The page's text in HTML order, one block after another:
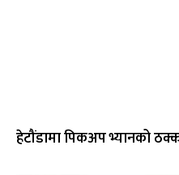
हेटौंडामा पिकअप भ्यानको